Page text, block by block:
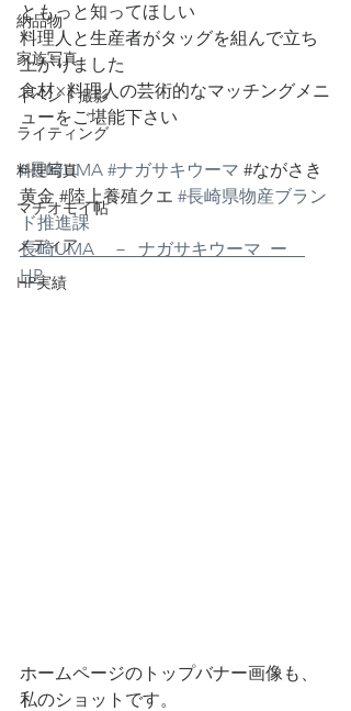
納品物
家族写真
イベント撮影
ライティング
料理写真
マチオモイ帖
メディア
HP実績
ともっと知ってほしい
料理人と生産者がタッグを組んで立ち
上がりました
食材×料理人の芸術的なマッチングメニ
ューをご堪能下さい
#長崎UMA #ナガサキウーマ #ながさき
黄金 #陸上養殖クエ #長崎県物産ブラン
ド推進課
長崎UMA　－  ナガサキウーマ  ー
HP
ホームページのトップバナー画像も、
私のショットです。